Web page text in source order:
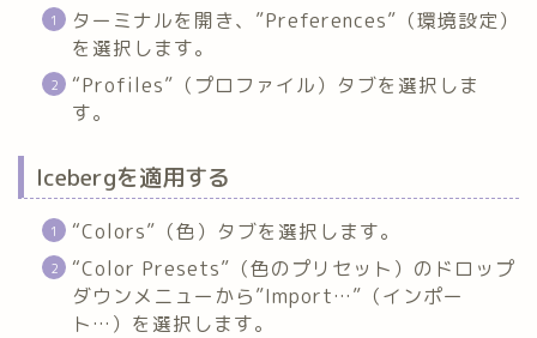
ターミナルを開き、”Preferences”（環境設定）
を選択します。
“Profiles”（プロファイル）タブを選択しま
す。
Icebergを適用する
“Colors”（色）タブを選択します。
“Color Presets”（色のプリセット）のドロップ
ダウンメニューから”Import…”（インポー
ト…）を選択します。